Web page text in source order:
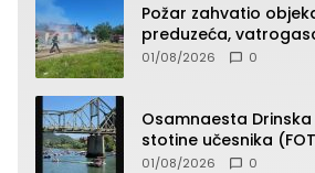
Požar zahvatio
preduzeća,
vatru (FOTO)
01/08/2026 0
Osamnaesta
stotine učesnika
01/08/2026 0